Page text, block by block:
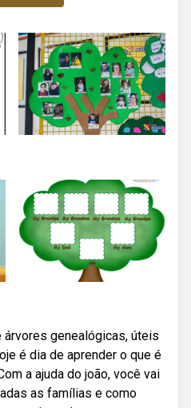
genealógicas, úteis
é dia de aprender o que é
a ajuda do joão, você vai
as famílias e como